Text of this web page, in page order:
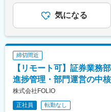
駅、千本駅、相生駅(兵庫
条駅(奈良県)、近鉄下田駅
勝浦駅、倉吉駅、浜田駅
竹原駅、大竹駅、山麓駅(
島県)、徳山駅、阿南駅、
駅、高知駅、後免西町駅、
甘木駅(西鉄線)、奈多駅、
駅、伊万里駅、五島町駅、
院駅、新大村駅、早岐駅、
県)、日田駅、宇佐駅、別
仮想通貨交換業者として金
2017年7月には総額8.5億
大しています。金融機関
■開発環境：
・DB: MySQL, Redis,
・テストツール: GitLab CI,
・デプロイ: Docker,
・分析ツール: Redash,
給与補足＞※給与詳細は、
までも目安の金額であり
す。月給(月額)は固定手当
気になる
締切間近
【リモート可】証券業務
進捗管理・部門運営の中
株式会社FOLIO
正社員 転勤なし